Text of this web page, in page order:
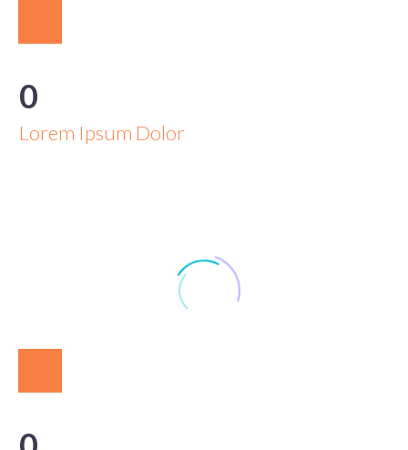
0
Lorem Ipsum Dolor